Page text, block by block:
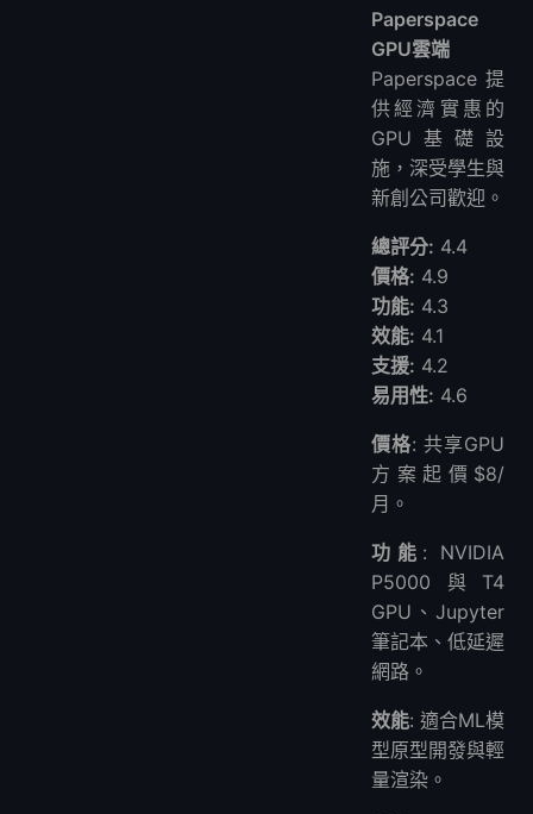
Paperspace
GPU雲端
Paperspace提
供經濟實惠的
GPU基礎設
施，深受學生與
新創公司歡迎。
總評分: 4.4
價格: 4.9
功能: 4.3
效能: 4.1
支援: 4.2
易用性: 4.6
價格: 共享GPU
方案起價$8/
月。
功能 : NVIDIA
P5000與T4
GPU、Jupyter
筆記本、低延遲
網路。
效能: 適合ML模
型原型開發與輕
量渲染。